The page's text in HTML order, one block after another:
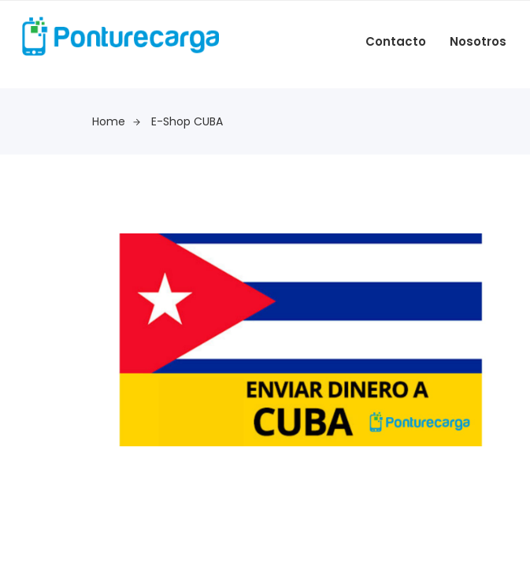
Contacto Nosotros
Home E-Shop CUBA